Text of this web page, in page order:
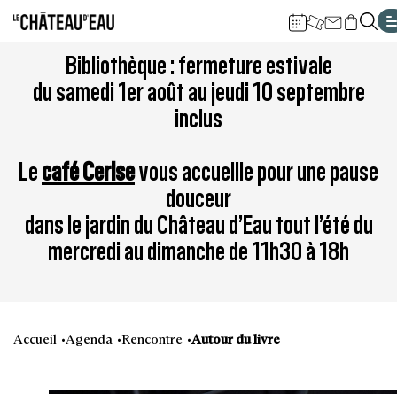
Aller
contenu
Aller
à
la
navigation
à
la
recherche
Aller
au
pied
plan
Bibliothèque : fermeture estivale
du samedi 1er août au jeudi 10 septembre
inclus
Lecafé Cerisevous accueille pour une pause
douceur
dans le jardin du Château d’Eau tout l’été du
mercredi au dimanche de 11h30 à 18h
Accueil Agenda Rencontre Autour du livre